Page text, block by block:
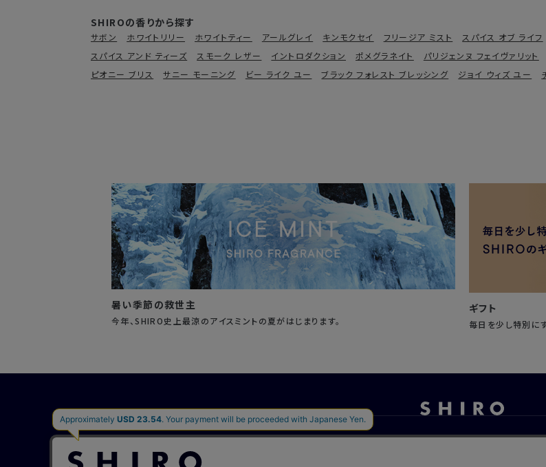
SHIROの香りから探す
サボン ホワイトリリー ホワイトティー アールグレイ キンモクセイ フリージア ミスト スパイス オブ ライフ
スパイス アンド ティーズ
スモーク レザー イントロダクション ポメグラネイト パリジェンヌ フェイヴァリット
ピオニー ブリス
サニー モーニング ビー ライク ユー ブラック フォレスト ブレッシング ジョイ ウィズ ユー
暑い季節の救世主
今年、SHIRO史上最涼のアイスミントの夏がはじまります。
ギフト
毎日を少し特別に
お問い合わせご利用ガイドよくあるご質問